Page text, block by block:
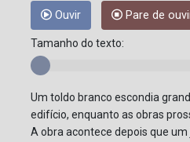
Ouvir Pare de
Tamanho do texto:
Um toldo branco escondia
edifício, enquanto as obras
A obra acontece depois que